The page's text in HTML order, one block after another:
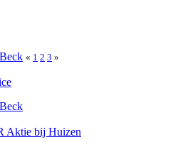
« 1 2 3 »
Aktie bij Huizen